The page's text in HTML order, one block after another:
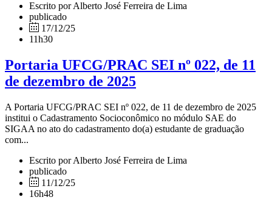
Escrito por Alberto José Ferreira de Lima
publicado
17/12/25
11h30
Portaria UFCG/PRAC SEI nº 022, de 11
de dezembro de 2025
A Portaria UFCG/PRAC SEI nº 022, de 11 de dezembro de 2025
institui o Cadastramento Socioconômico no módulo SAE do
SIGAA no ato do cadastramento do(a) estudante de graduação
com...
Escrito por Alberto José Ferreira de Lima
publicado
11/12/25
16h48